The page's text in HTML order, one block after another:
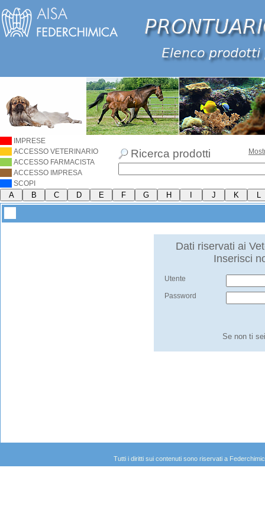
IMPRESE
ACCESSO VETERINARIO
ACCESSO FARMACISTA
ACCESSO IMPRESA
SCOPI
Ricerca prodotti
Dati riservati ai
Inserisci
Utente
Password
Se non ti
Tutti i diritti sui contenuti sono riservati a